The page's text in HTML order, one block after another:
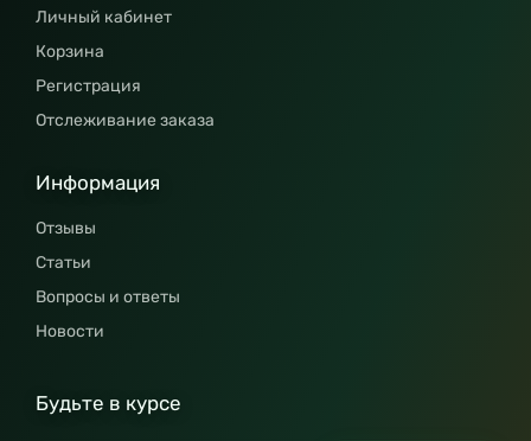
Личный кабинет
Корзина
Регистрация
Отслеживание заказа
Информация
Отзывы
Статьи
Вопросы и ответы
Новости
Будьте в курсе